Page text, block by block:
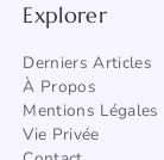
Explorer
Derniers Articles
À Propos
Mentions Légales
Vie Privée